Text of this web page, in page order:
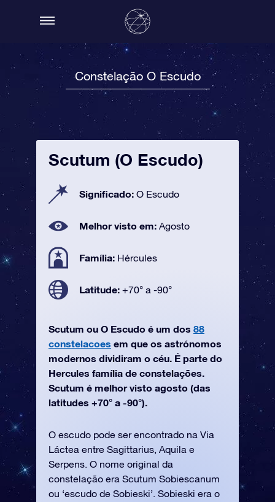
Constelação O Escudo
Scutum (O Escudo)
Significado: O Escudo
Melhor visto em: Agosto
Família: Hércules
Latitude: +70° a -90°
Scutum ou O Escudo é um dos 88
constelacoes em que os astrónomos
modernos dividiram o céu. É parte do
Hercules família de constelações.
Scutum é melhor visto agosto (das
latitudes +70° a -90°).
O escudo pode ser encontrado na Via
Láctea entre Sagittarius, Aquila e
Serpens. O nome original da
constelação era Scutum Sobiescanum
ou ‘escudo de Sobieski’. Sobieski era o